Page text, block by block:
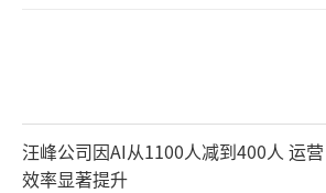
汪峰公司因AI从1100人减到400人 运营
效率显著提升